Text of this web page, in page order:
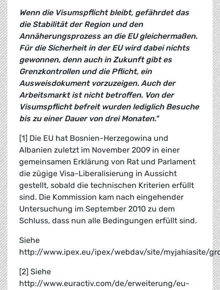
Wenn die Visumspflicht bleibt, gefährdet das
die Stabilität der Region und den
Annäherungsprozess an die EU gleichermaßen.
Für die Sicherheit in der EU wird dabei nichts
gewonnen, denn auch in Zukunft gibt es
Grenzkontrollen und die Pflicht, ein
Ausweisdokument vorzuzeigen. Auch der
Arbeitsmarkt ist nicht betroffen. Von der
Visumspflicht befreit wurden lediglich Besuche
bis zu einer Dauer von drei Monaten."
[1] Die EU hat Bosnien-Herzegowina und
Albanien zuletzt im November 2009 in einer
gemeinsamen Erklärung von Rat und Parlament
die zügige Visa-Liberalisierung in Aussicht
gestellt, sobald die technischen Kriterien erfüllt
sind. Die Kommission kam nach eingehender
Untersuchung im September 2010 zu dem
Schluss, dass nun alle Bedingungen erfüllt sind.
Siehe
http://www.ipex.eu/ipex/webdav/site/myjahiasite/
[2] Siehe
http://www.euractiv.com/de/erweiterung/eu-